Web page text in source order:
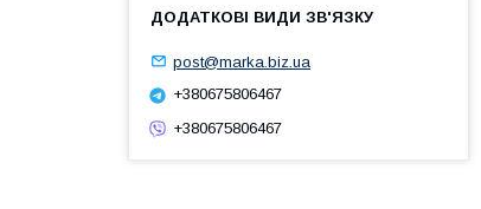
post@marka.biz.ua
+380675806467
+380675806467